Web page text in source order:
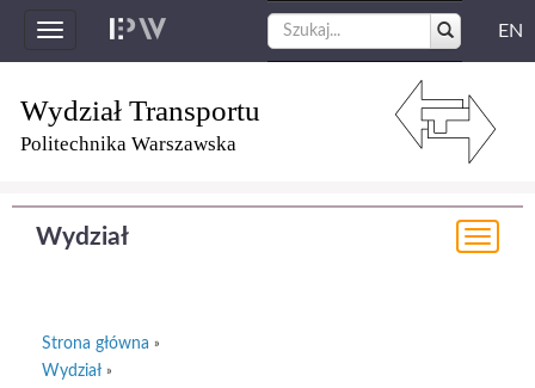
Toggle
navigation
EN
Wydział Transportu
Politechnika Warszawska
Wydział
Strona główna »
Wydział »